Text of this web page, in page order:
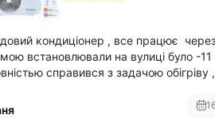
кондиціонер , все працює
встановлювали на вулиці було -
справився з задачою